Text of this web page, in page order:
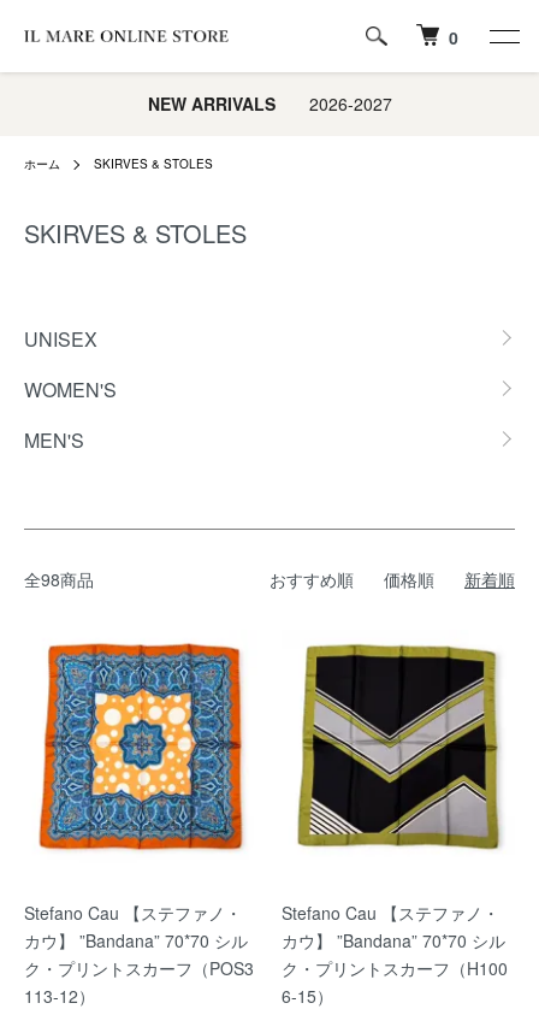
0
NEW ARRIVALS2026-2027
ホーム SKIRVES & STOLES
SKIRVES & STOLES
UNISEX
WOMEN'S
MEN'S
全98商品 おすすめ順 価格順 新着順
Stefano Cau 【ステファノ・
カウ】 ”Bandana” 70*70 シル
ク・プリントスカーフ（POS3
113-12）
Stefano Cau 【ステファノ・
カウ】 ”Bandana” 70*70 シル
ク・プリントスカーフ（H100
6-15）